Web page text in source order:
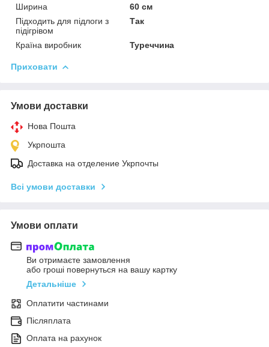
Ширина
60 см
Підходить для підлоги з
підігрівом
Так
Країна виробник Туреччина
Приховати
Умови доставки
Нова Пошта
Укрпошта
Доставка на отделение Укрпочты
Всі умови доставки
Умови оплати
Ви отримаєте замовлення
або гроші повернуться на вашу картку
Детальніше
Оплатити частинами
Післяплата
Оплата на рахунок